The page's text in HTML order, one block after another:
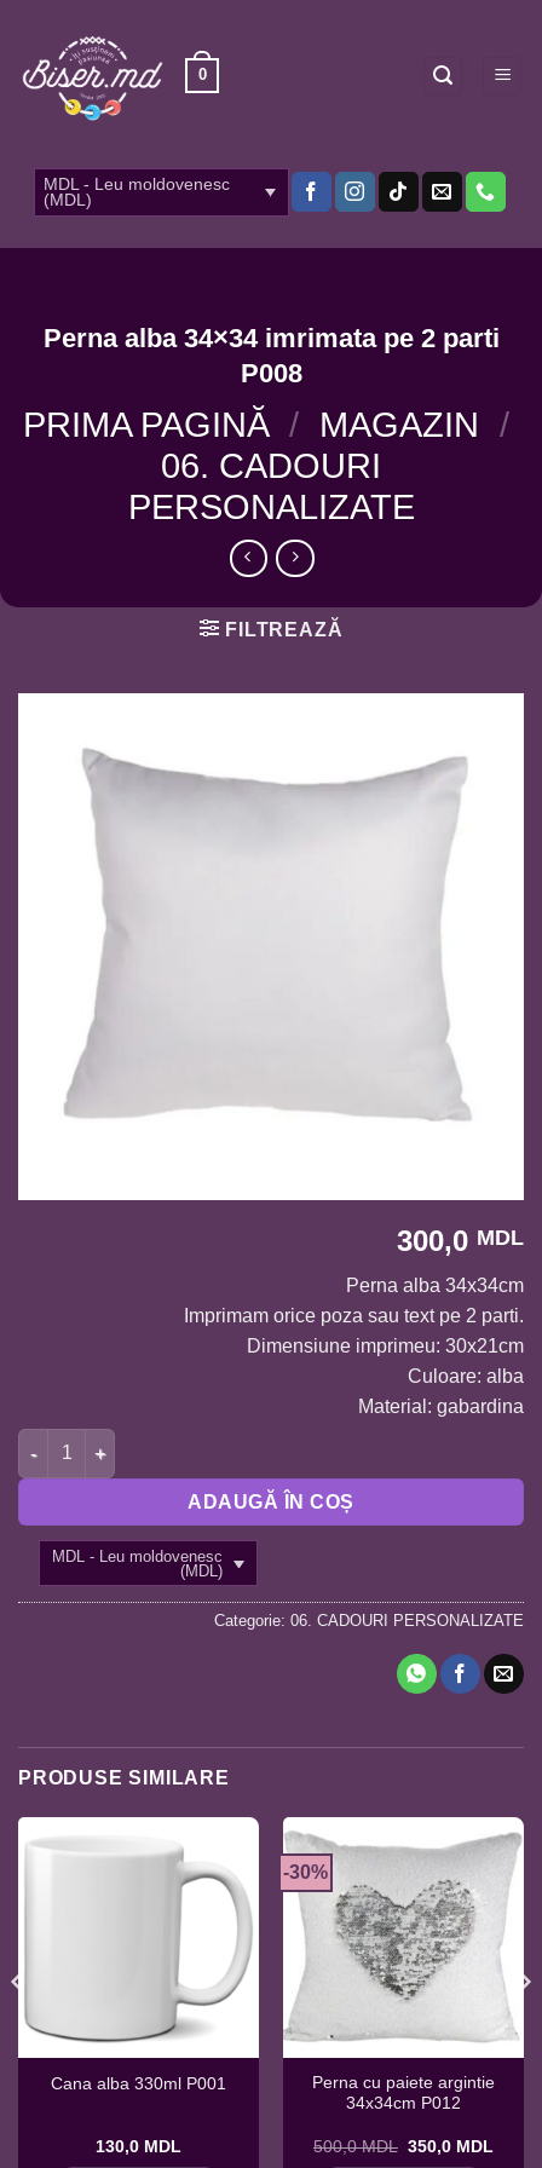
content
0
MDL - Leu moldovenesc
(MDL)
Perna alba 34×34 imrimata pe 2 parti
P008
PRIMA PAGINĂ / MAGAZIN /
06. CADOURI
PERSONALIZATE
FILTREAZĂ
300,0 MDL
Perna alba 34x34cm
Imprimam orice poza sau text pe 2 parti.
Dimensiune imprimeu: 30x21cm
Culoare: alba
Material: gabardina
Cantitate Perna alba 34x34 imrimata pe 2 parti P008
ADAUGĂ ÎN COȘ
MDL - Leu moldovenesc
(MDL)
Categorie: 06. CADOURI PERSONALIZATE
PRODUSE SIMILARE
Cana alba 330ml P001
130,0 MDL
-30%
Perna cu paiete argintie
34x34cm P012
500,0MDL Prețul
inițial
350,0 MDL